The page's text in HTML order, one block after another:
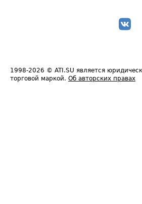
1998-2026 © ATI.SU является
торговой маркой. Об авторских правах